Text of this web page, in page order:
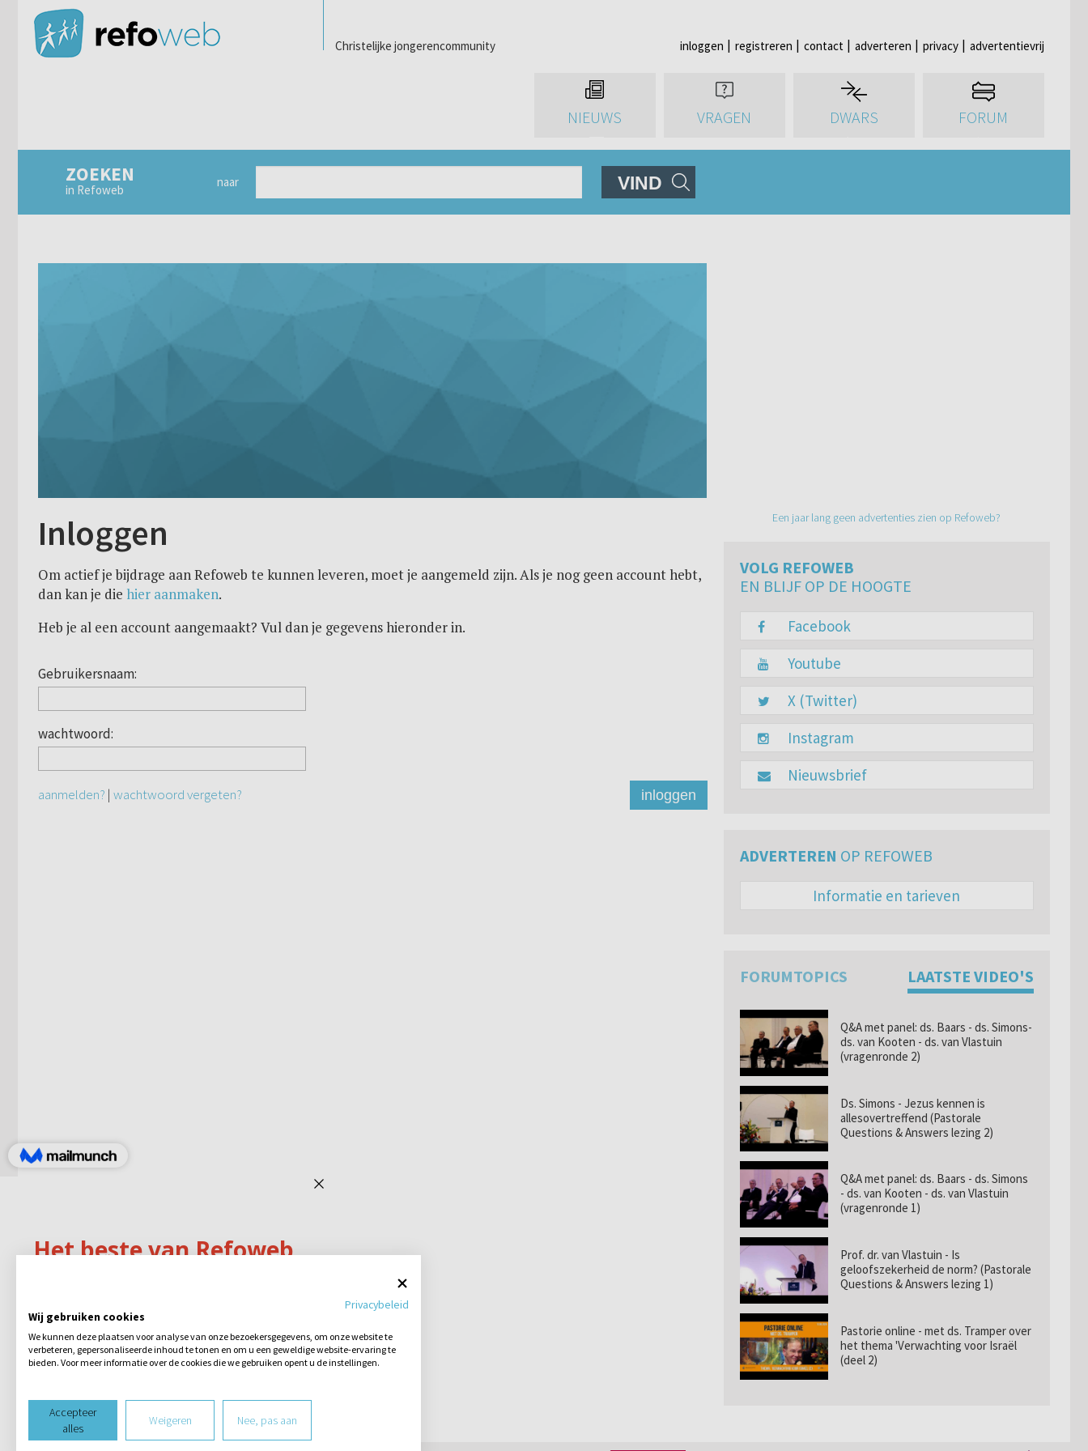
Christelijke jongerencommunity inloggen registreren contact adverteren privacy advertentievrij
NIEUWS VRAGEN DWARS FORUM
ZOEKEN
in Refoweb
naar VIND
Inloggen
Om actief je bijdrage aan Refoweb te kunnen leveren, moet je aangemeld zijn. Als je nog geen account hebt,
dan kan je die hier aanmaken.
Heb je al een account aangemaakt? Vul dan je gegevens hieronder in.
Gebruikersnaam:
wachtwoord:
aanmelden? | wachtwoord vergeten? inloggen
Een jaar lang geen advertenties zien op Refoweb?
VOLG REFOWEB
EN BLIJF OP DE HOOGTE
Facebook
Youtube
X (Twitter)
Instagram
Nieuwsbrief
ADVERTEREN OP REFOWEB
Informatie en tarieven
FORUMTOPICS LAATSTE VIDEO'S
Q&A met panel: ds. Baars - ds. Simons-
ds. van Kooten - ds. van Vlastuin
(vragenronde 2)
Ds. Simons - Jezus kennen is
allesovertreffend (Pastorale
Questions & Answers lezing 2)
Q&A met panel: ds. Baars - ds. Simons
- ds. van Kooten - ds. van Vlastuin
(vragenronde 1)
Prof. dr. van Vlastuin - Is
geloofszekerheid de norm? (Pastorale
Questions & Answers lezing 1)
Pastorie online - met ds. Tramper over
het thema 'Verwachting voor Israël
(deel 2)
Privacybeleid
Wij gebruiken cookies
We kunnen deze plaatsen voor analyse van onze bezoekersgegevens, om onze website te
verbeteren, gepersonaliseerde inhoud te tonen en om u een geweldige website-ervaring te
bieden. Voor meer informatie over de cookies die we gebruiken opent u de instellingen.
Accepteer
alles
Weigeren Nee, pas aan